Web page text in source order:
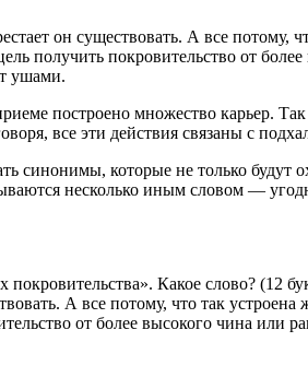
он существовать. А все
получить покровительство от
ушами.
построено множество карьер.
все эти действия связаны с
синонимы, которые не только
несколько иным словом —
покровительства». Какое слово? (12
А все потому, что так
от более высокого чина или